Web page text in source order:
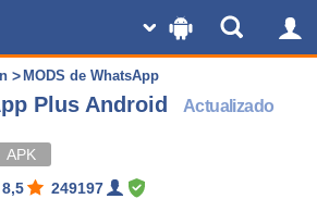
MODS de WhatsApp
Plus Android
Actualizado
APK
8,5
249197